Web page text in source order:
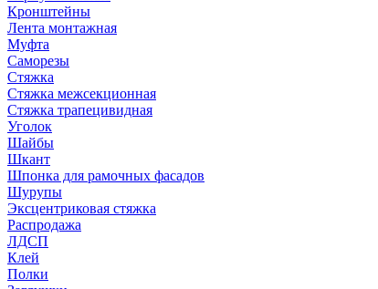
Кронштейны
Лента монтажная
Муфта
Саморезы
Стяжка
Стяжка межсекционная
Стяжка трапецивидная
Уголок
Шайбы
Шкант
Шпонка для рамочных фасадов
Шурупы
Эксцентриковая стяжка
Распродажа
ЛДСП
Клей
Полки